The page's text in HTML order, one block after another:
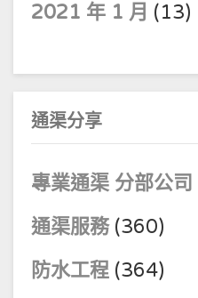
2021 年 1 月 (13)
通渠分享
專業通渠 分部公司
通渠服務 (360)
防水工程 (364)